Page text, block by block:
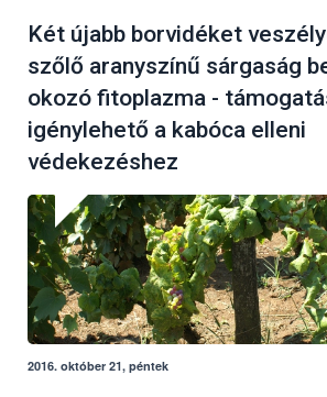
Két újabb borvidéket
szőlő aranyszínű sárgaság
okozó fitoplazma -
igénylehető a kabóca elleni
védekezéshez
2016. október 21, péntek